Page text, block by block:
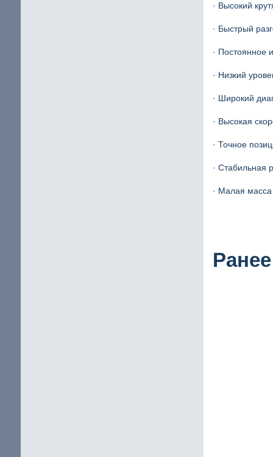
· Высокий
· Быстрый
· Постоянное
· Низкий
· Широкий
· Высокая
· Точное
· Стабильная
· Малая масса